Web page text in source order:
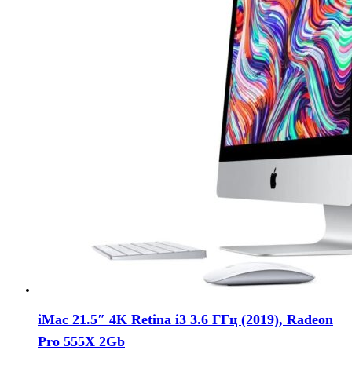
iMac 21.5″ 4K Retina i3 3.6 ГГц (2019), Radeon
Pro 555X 2Gb